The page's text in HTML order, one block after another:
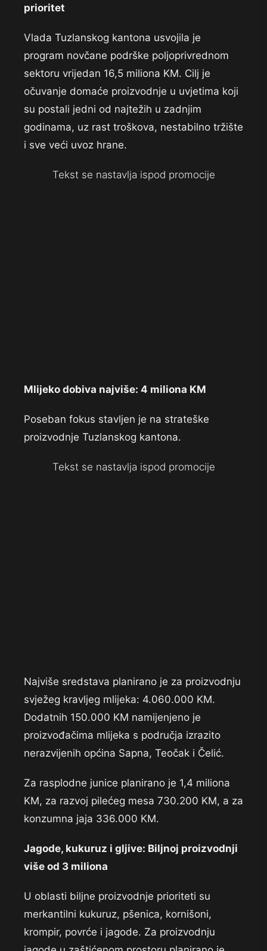
prioritet
Vlada Tuzlanskog kantona usvojila je
program novčane podrške poljoprivrednom
sektoru vrijedan 16,5 miliona KM. Cilj je
očuvanje domaće proizvodnje u uvjetima koji
su postali jedni od najtežih u zadnjim
godinama, uz rast troškova, nestabilno tržište
i sve veći uvoz hrane.
Tekst se nastavlja ispod promocije
Mlijeko dobiva najviše: 4 miliona KM
Poseban fokus stavljen je na strateške
proizvodnje Tuzlanskog kantona.
Tekst se nastavlja ispod promocije
Najviše sredstava planirano je za proizvodnju
svježeg kravljeg mlijeka: 4.060.000 KM.
Dodatnih 150.000 KM namijenjeno je
proizvođačima mlijeka s područja izrazito
nerazvijenih općina Sapna, Teočak i Čelić.
Za rasplodne junice planirano je 1,4 miliona
KM, za razvoj pilećeg mesa 730.200 KM, a za
konzumna jaja 336.000 KM.
Jagode, kukuruz i gljive: Biljnoj proizvodnji
više od 3 miliona
U oblasti biljne proizvodnje prioriteti su
merkantilni kukuruz, pšenica, kornišoni,
krompir, povrće i jagode. Za proizvodnju